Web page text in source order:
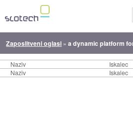
Zaposlitveni oglasi »a dynamic platform for
Naziv
Iskalec
Naziv
Iskalec